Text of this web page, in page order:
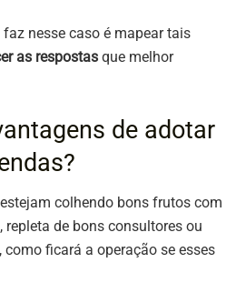
nesse caso é mapear tais
as respostas que melhor
de adotar
colhendo bons frutos com
de bons consultores ou
como ficará a operação se esses